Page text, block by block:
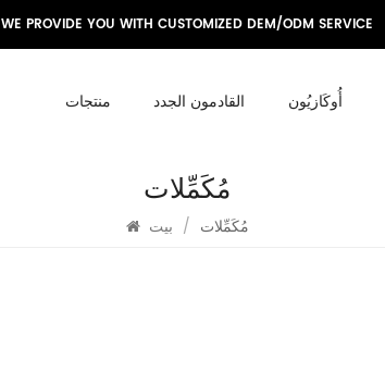
WE PROVIDE YOU WITH CUSTOMIZED DEM/ODM SERVICE
منتجات القادمون الجدد أُوكَازيُون
مُكَمِّلات
/ مُكَمِّلات